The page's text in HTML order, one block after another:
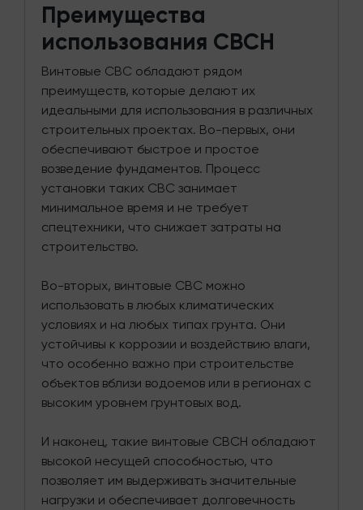
Преимущества
использования СВСН
Винтовые СВС обладают рядом
преимуществ, которые делают их
идеальными для использования в различных
строительных проектах. Во-первых, они
обеспечивают быстрое и простое
возведение фундаментов. Процесс
установки таких СВС занимает
минимальное время и не требует
спецтехники, что снижает затраты на
строительство.
Во-вторых, винтовые СВС можно
использовать в любых климатических
условиях и на любых типах грунта. Они
устойчивы к коррозии и воздействию влаги,
что особенно важно при строительстве
объектов вблизи водоемов или в регионах с
высоким уровнем грунтовых вод.
И наконец, такие винтовые СВСН обладают
высокой несущей способностью, что
позволяет им выдерживать значительные
нагрузки и обеспечивает долговечность